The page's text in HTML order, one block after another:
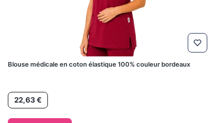
Blouse médicale en coton élastique 100% couleur bordeaux
Prix22,63 €